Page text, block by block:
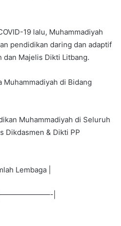
19 lalu, Muhammadiyah
pendidikan daring dan adaptif
dan Majelis Dikti Litbang.
Muhammadiyah di Bidang
Muhammadiyah di Seluruh
Dikdasmen & Dikti PP
Lembaga |
|